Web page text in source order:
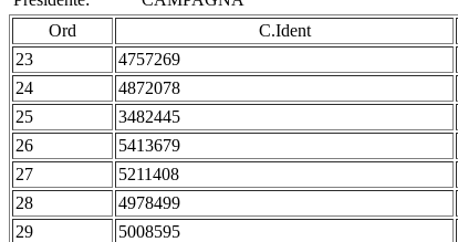
Ord
C.Ident
23
4757269
24 4872078
25 3482445
26 5413679
27 5211408
28 4978499
29 5008595